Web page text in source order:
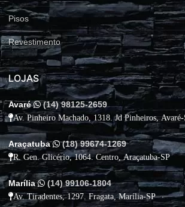
Pisos
Revestimento
LOJAS
Avaré (14) 98125-2659
Av. Pinheiro Machado, 1318. Jd Pinheiros, Avaré-
Araçatuba (18) 99674-1269
R. Gen. Glicério, 1064. Centro, Araçatuba-SP
Marília (14) 99106-1804
Av. Tiradentes, 1297. Fragata, Marília-SP